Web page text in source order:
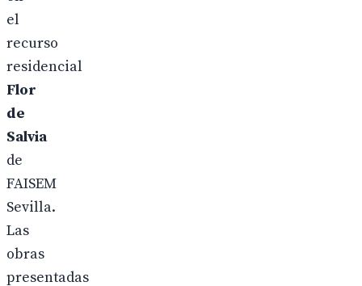
el
recurso
residencial
Flor
de
Salvia
de
FAISEM
Sevilla.
Las
obras
presentadas